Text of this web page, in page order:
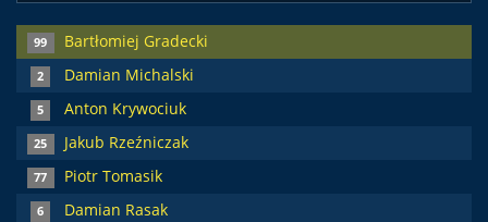
99 Bartłomiej Gradecki
2 Damian Michalski
5 Anton Krywociuk
25 Jakub Rzeźniczak
77 Piotr Tomasik
6 Damian Rasak